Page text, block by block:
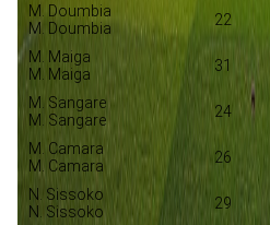
M. Doumbia
M. Doumbia
22
M. Maiga
M. Maiga
31
M. Sangare
M. Sangare
24
M. Camara
M. Camara
26
N. Sissoko
N. Sissoko
29